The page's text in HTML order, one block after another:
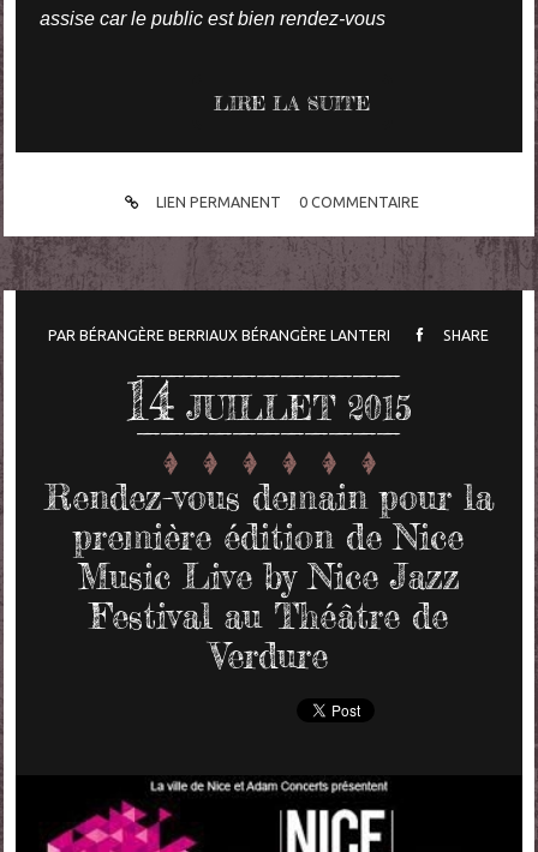
assise car le public est bien rendez-vous
LIRE LA SUITE
LIEN PERMANENT 0 COMMENTAIRE
PAR BÉRANGÈRE BERRIAUXBÉRANGÈRE LANTERI SHARE
14 JUILLET 2015
Rendez-vous demain pour la
première édition de Nice
Music Live by Nice Jazz
Festival au Théâtre de
Verdure